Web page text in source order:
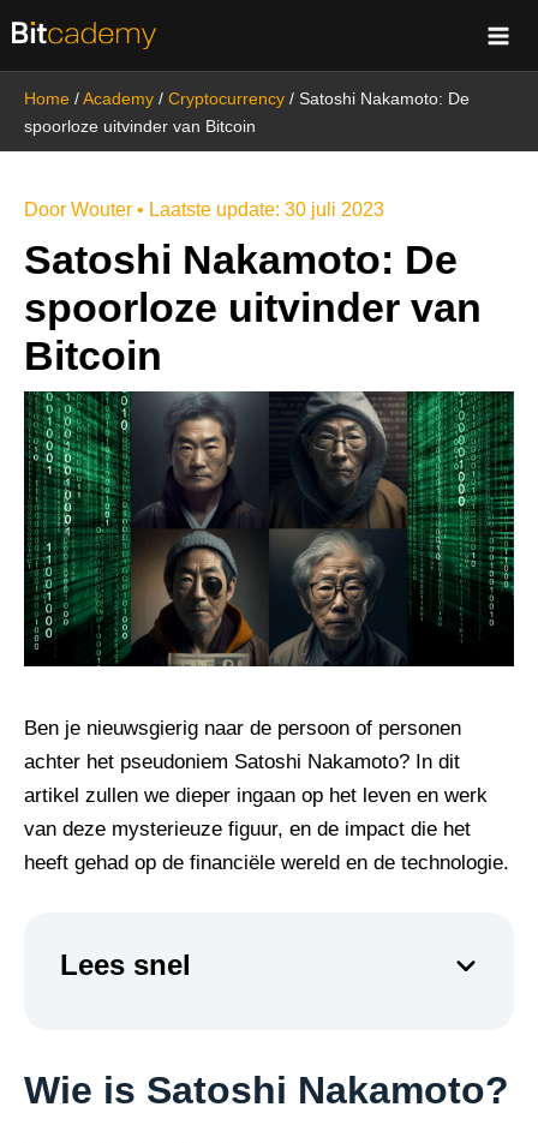
naar
Home /Academy / Cryptocurrency / Satoshi Nakamoto: De
spoorloze uitvinder van Bitcoin
Door Wouter • Laatste update: 30 juli 2023
Satoshi Nakamoto: De
spoorloze uitvinder van
Bitcoin
Ben je nieuwsgierig naar de persoon of personen
achter het pseudoniem Satoshi Nakamoto? In dit
artikel zullen we dieper ingaan op het leven en werk
van deze mysterieuze figuur, en de impact die het
heeft gehad op de financiële wereld en de technologie.
Lees snel
Wie is Satoshi Nakamoto?